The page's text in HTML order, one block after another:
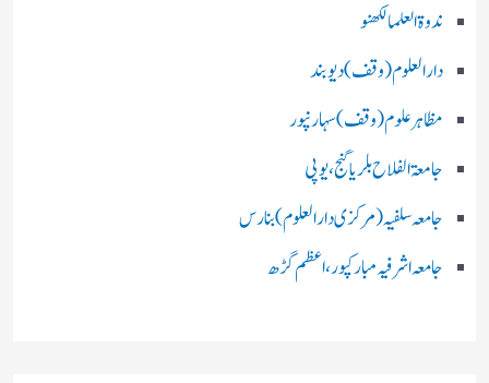
ندوۃالعلما لکھنو
دارالعلوم (وقف)دیوبند
مظاہرعلوم (وقف)سہارنپور
جامعۃ الفلاح بلریاگنج،یوپی
جامعہ سلفیہ(مرکزی دارالعلوم )بنارس
جامعہ اشرفیہ مبارکپور،اعظم گڑھ